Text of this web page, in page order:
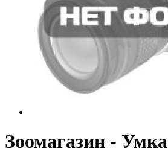
Зоомагазин - Умка